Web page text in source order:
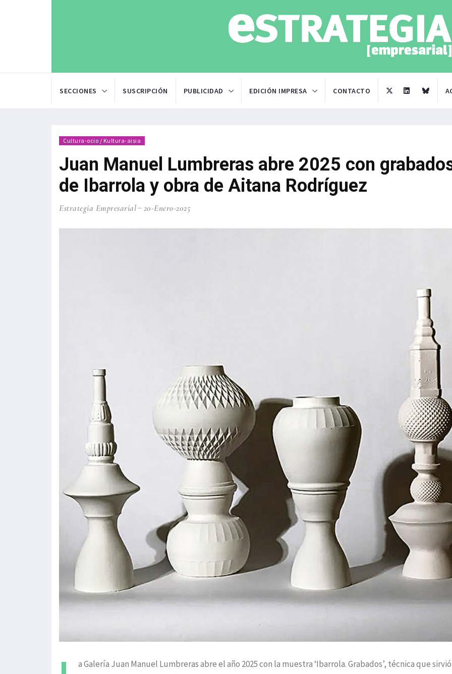
SECCIONES SUSCRIPCIÓN PUBLICIDAD EDICIÓN IMPRESA CONTACTO
Cultura-ocio / Kultura-aisia
Juan Manuel Lumbreras abre 2025 con
de Ibarrola y obra de Aitana Rodríguez
Estrategia Empresarial 20-Enero-2025
a Galería Juan Manuel Lumbreras abre el año 2025 con la muestra ‘Ibarrola. Grabados’, técnica que